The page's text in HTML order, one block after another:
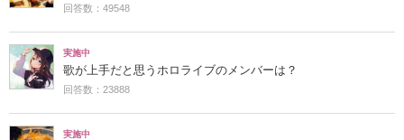
回答数：49548
実施中
歌が上手だと思うホロライブのメンバーは？
回答数：23888
実施中